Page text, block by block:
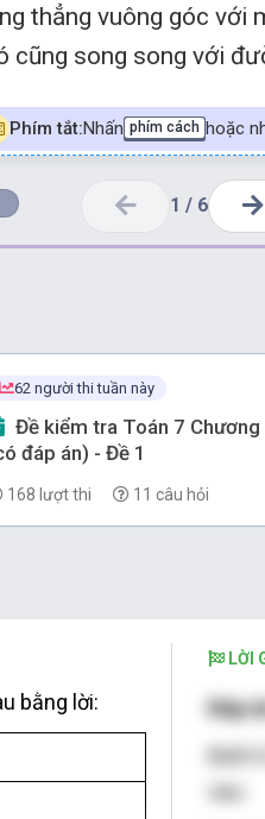
thẳng vuông góc với
cũng song song với
Phím tắt:Nhấn phím cách hoặc
1 / 6
62 người thi tuần này
đáp án) - Đề 1
168 lượt thi 11 câu hỏi
bằng lời:
LỜI
Đáp
Định
sau: